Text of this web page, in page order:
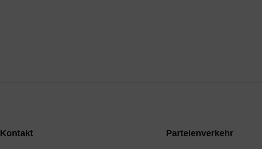
Kontakt Parteienverkehr